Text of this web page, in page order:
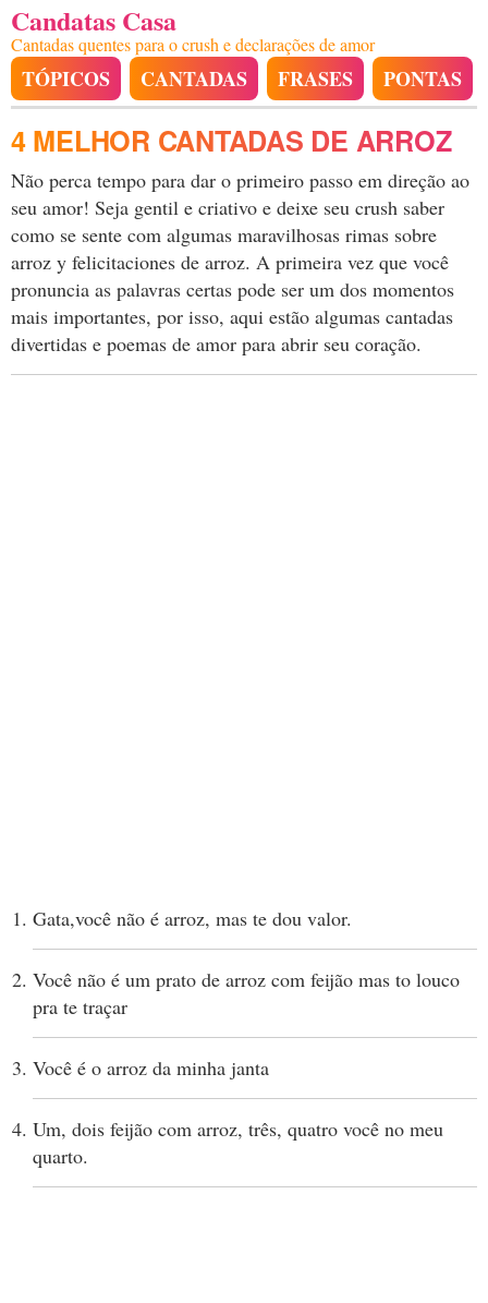
Candatas Casa
Cantadas quentes para o crush e declarações de amor
TÓPICOS CANTADAS FRASES PONTAS
4 MELHOR CANTADAS DE ARROZ
Não perca tempo para dar o primeiro passo em direção ao
seu amor! Seja gentil e criativo e deixe seu crush saber
como se sente com algumas maravilhosas rimas sobre
arroz y felicitaciones de arroz. A primeira vez que você
pronuncia as palavras certas pode ser um dos momentos
mais importantes, por isso, aqui estão algumas cantadas
divertidas e poemas de amor para abrir seu coração.
Gata,você não é arroz, mas te dou valor.
Você não é um prato de arroz com feijão mas to louco
pra te traçar
Você é o arroz da minha janta
Um, dois feijão com arroz, três, quatro você no meu
quarto.